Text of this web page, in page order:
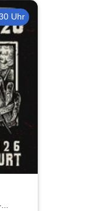
Uhr